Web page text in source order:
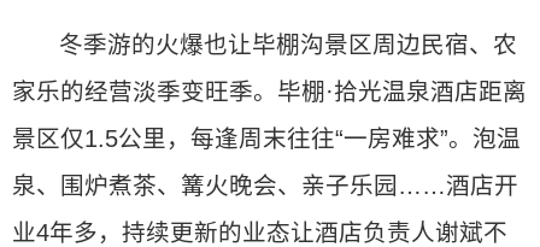
冬季游的火爆也让毕棚沟景区周边民宿、农
家乐的经营淡季变旺季。毕棚·拾光温泉酒店距离
景区仅1.5公里，每逢周末往往“一房难求”。泡温
泉、围炉煮茶、篝火晚会、亲子乐园……酒店开
业4年多，持续更新的业态让酒店负责人谢斌不